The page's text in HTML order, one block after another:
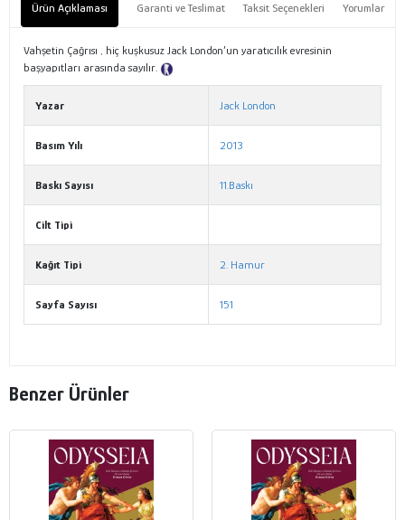
Ürün Açıklaması Garanti ve Teslimat Taksit Seçenekleri Yorumlar
Vahşetin Çağrısı , hiç kuşkusuz Jack London’un yaratıcılık evresinin
başyapıtları arasında sayılır.
Yazar Jack London
Basım Yılı 2013
Baskı Sayısı 11.Baskı
Cilt Tipi
Kağıt Tipi 2. Hamur
Sayfa Sayısı 151
Benzer Ürünler